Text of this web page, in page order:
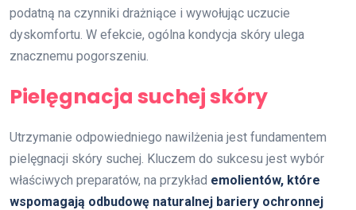
podatną na czynniki drażniące i wywołując uczucie
dyskomfortu. W efekcie, ogólna kondycja skóry ulega
znacznemu pogorszeniu.
Pielęgnacja suchej skóry
Utrzymanie odpowiedniego nawilżenia jest fundamentem
pielęgnacji skóry suchej. Kluczem do sukcesu jest wybór
właściwych preparatów, na przykład emolientów, które
wspomagają odbudowę naturalnej bariery ochronnej